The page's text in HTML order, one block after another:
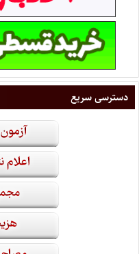
دسترسی سریع